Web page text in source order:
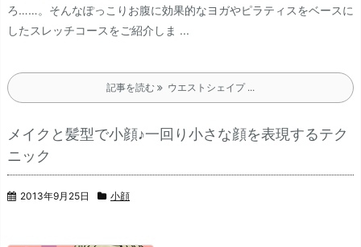
ろ……。 そんなぽっこりお腹に効果的なヨガやピラティスをベースに
したスレッチコースをご紹介しま ...
記事を読む ウエストシェイプ ...
メイクと髪型で小顔♪一回り小さな顔を表現するテク
ニック
2013年9月25日 小顔